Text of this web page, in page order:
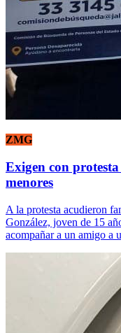
ZMG
Exigen con
menores
A la protesta acudieron
González, joven de 15
acompañar a un amigo a